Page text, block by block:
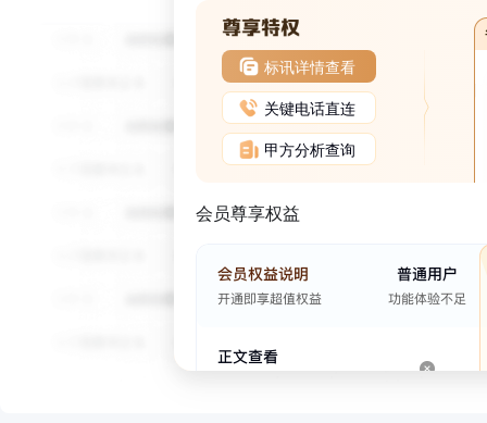
标讯详情查看
关键电话直连
甲方分析查询
会员尊享权益